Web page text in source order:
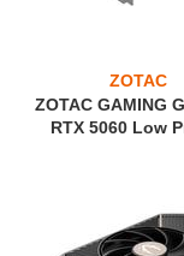
ZOTAC
ZOTAC GAMING
RTX 5060 Low